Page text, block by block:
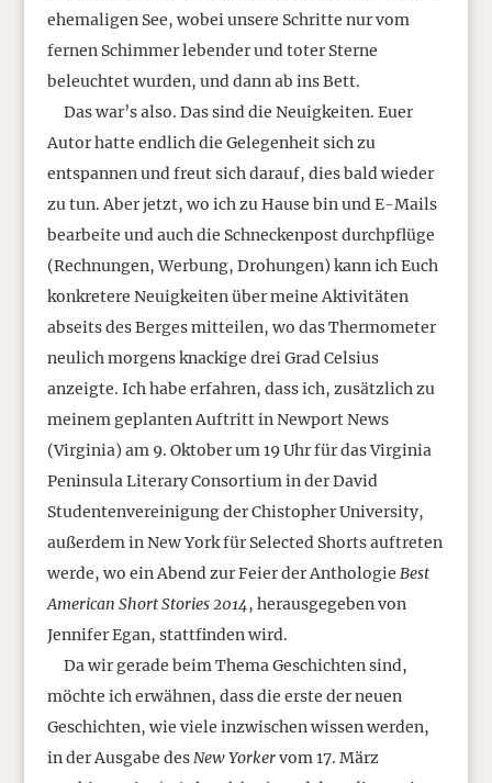
ehemaligen See, wobei unsere Schritte nur vom
fernen Schimmer lebender und toter Sterne
beleuchtet wurden, und dann ab ins Bett.
Das war’s also. Das sind die Neuigkeiten. Euer
Autor hatte endlich die Gelegenheit sich zu
entspannen und freut sich darauf, dies bald wieder
zu tun. Aber jetzt, wo ich zu Hause bin und E-Mails
bearbeite und auch die Schneckenpost durchpflüge
(Rechnungen, Werbung, Drohungen) kann ich Euch
konkretere Neuigkeiten über meine Aktivitäten
abseits des Berges mitteilen, wo das Thermometer
neulich morgens knackige drei Grad Celsius
anzeigte. Ich habe erfahren, dass ich, zusätzlich zu
meinem geplanten Auftritt in Newport News
(Virginia) am 9. Oktober um 19 Uhr für das Virginia
Peninsula Literary Consortium in der David
Studentenvereinigung der Chistopher University,
außerdem in New York für Selected Shorts auftreten
werde, wo ein Abend zur Feier der Anthologie Best
American Short Stories 2014, herausgegeben von
Jennifer Egan, stattfinden wird.
Da wir gerade beim Thema Geschichten sind,
möchte ich erwähnen, dass die erste der neuen
Geschichten, wie viele inzwischen wissen werden,
in der Ausgabe desNew Yorkervom 17. März